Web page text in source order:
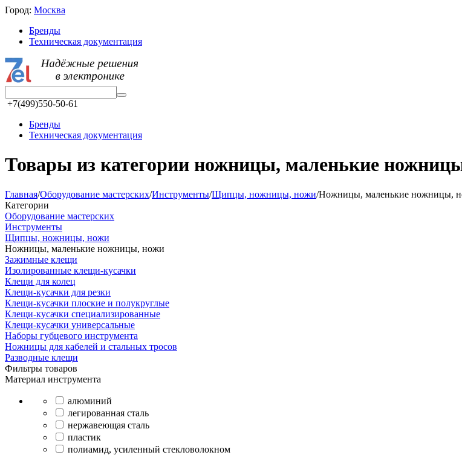
Город: Москва
Бренды
Техническая документация
+7(499)550-50-61
Бренды
Техническая документация
Товары из категории ножницы, маленькие
Главная/Оборудование мастерских/Инструменты/Щипцы, ножницы, ножи/Ножницы, маленькие ножницы,
Категории
Оборудование мастерских
Инструменты
Щипцы, ножницы, ножи
Ножницы, маленькие ножницы, ножи
Зажимные клещи
Изолированные клещи-кусачки
Клещи для колец
Клещи-кусачки для резки
Клещи-кусачки плоские и полукруглые
Клещи-кусачки специализированные
Клещи-кусачки универсальные
Наборы губцевого инструмента
Ножницы для кабелей и стальных тросов
Разводные клещи
Фильтры товаров
Материал инструмента
алюминий
легированная сталь
нержавеющая сталь
пластик
полиамид, усиленный стекловолокном